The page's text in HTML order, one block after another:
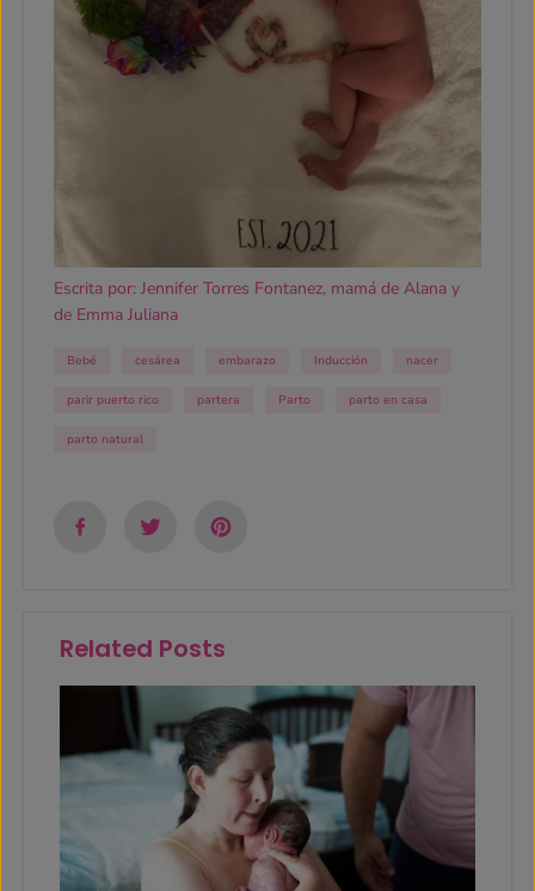
Escrita por: Jennifer Torres Fontanez, mamá de Alana y
de Emma Juliana
Bebé cesárea embarazo Inducción nacer
parir puerto rico partera Parto parto en casa
parto natural
Related Posts